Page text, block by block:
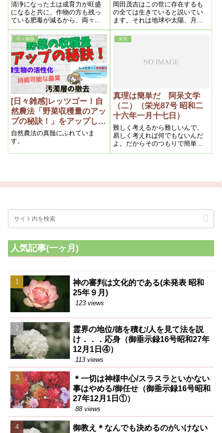
清浄になった土は成育力が旺盛
になると共に、作物の方も残っ
ている肥毒が減るから、両々相
俟って、霊主体従の法則によ
り、成育が旺盛になるのである
岡田茂吉はこの世に存在するも
の全ては生きていると説いてい
ます。それは地球や太陽、月も
例外ではありません。地球の呼
吸により季節が移り変わり、地
球上の生命体の成長やバイオリ
して太陽の周期も地球に影響を
日々雑感
[日々雑感]レッツゴー！自
然農法「野菜収穫量のアッ
プの秘訣！」をアップしま
した。
自然農法の真髄にふれていま
す。
栄光
真理は簡単だ 阿呆文学
（二）（栄光87号 昭和二
十六年一月十七日）
難しく考えるから難しいんで、
易しく考えれば何でもないんだ
よ。だからそのつもりで簡単に
考えると、いとも簡単に判るん
人気記事(一ヶ月)
神の審判は文化的である(未発表 昭和
25年９月)
123 views
霊界の地位/徳を積む/人を見て法を説
け．．．応身（御垂示録16号昭和27年
12月1日④）
113 views
＊一切は神様中心/スラスラといかない
事はやめる/御任せ（御垂示録16号昭和
27年12月1日①）
88 views
御教え＊なんでも決めるのがいけない